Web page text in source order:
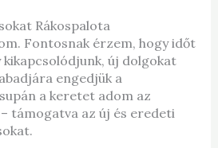
Rákospalota
Fontosnak érzem, hogy időt
új dolgokat
engedjük a
a keretet adom az
támogatva az új és eredeti